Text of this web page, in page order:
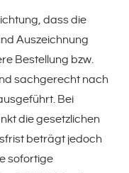
dass die
Auszeichnung
Bestellung bzw.
sachgerecht nach
Bei
die gesetzlichen
beträgt jedoch
sofortige